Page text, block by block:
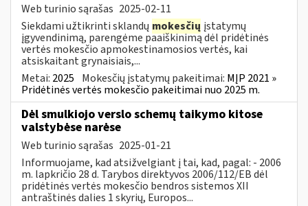
Web turinio sąrašas 2025-02-11
Siekdami užtikrinti sklandų mokesčių įstatymų
įgyvendinimą, parengėme paaiškinimą dėl pridėtinės
vertės mokesčio apmokestinamosios vertės, kai
atsiskaitant grynaisiais,...
Metai: 2025 Mokesčių įstatymų pakeitimai: MĮP 2021 »
Pridėtinės vertės mokesčio pakeitimai nuo 2025 m.
Dėl smulkiojo verslo schemų taikymo kitose
valstybėse narėse
Web turinio sąrašas 2025-01-21
Informuojame, kad atsižvelgiant į tai, kad, pagal: - 2006
m. lapkričio 28 d. Tarybos direktyvos 2006/112/EB dėl
pridėtinės vertės mokesčio bendros sistemos XII
antraštinės dalies 1 skyrių, Europos...